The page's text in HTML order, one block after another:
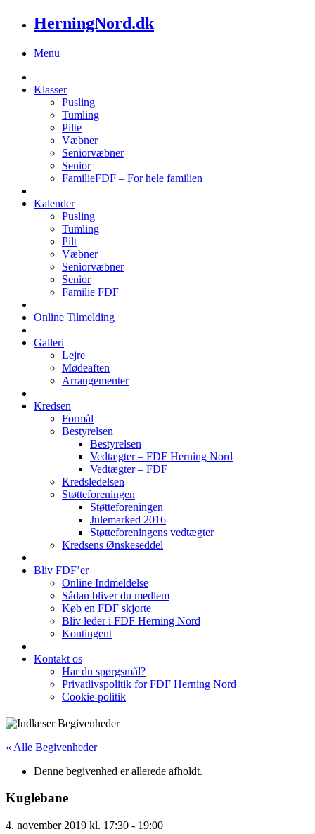
HerningNord.dk
Menu
Klasser
Pusling
Tumling
Pilte
Væbner
Seniorvæbner
Senior
FamilieFDF – For hele familien
Kalender
Pusling
Tumling
Pilt
Væbner
Seniorvæbner
Senior
Familie FDF
Online Tilmelding
Galleri
Lejre
Mødeaften
Arrangementer
Kredsen
Formål
Bestyrelsen
Bestyrelsen
Vedtægter – FDF Herning Nord
Vedtægter – FDF
Kredsledelsen
Støtteforeningen
Støtteforeningen
Julemarked 2016
Støtteforeningens vedtægter
Kredsens Ønskeseddel
Bliv FDF’er
Online Indmeldelse
Sådan bliver du medlem
Køb en FDF skjorte
Bliv leder i FDF Herning Nord
Kontingent
Kontakt os
Har du spørgsmål?
Privatlivspolitik for FDF Herning Nord
Cookie-politik
« Alle Begivenheder
Denne begivenhed er allerede afholdt.
Kuglebane
4. november 2019 kl. 17:30 - 19:00